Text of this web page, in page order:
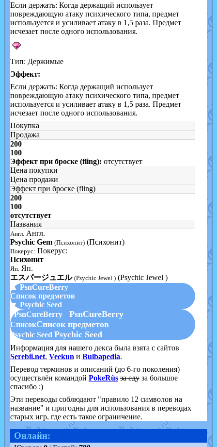
Если держать: Когда держащий использует
повреждающую атаку психического типа, предмет
используется и усиливает атаку в 1,5 раза. Предмет
исчезает после одного использования.
Тип: Держимые
Эффект:
Если держать: Когда держащий использует
повреждающую атаку психического типа, предмет
используется и усиливает атаку в 1,5 раза. Предмет
исчезает после одного использования.
Покупка
Продажа
200
100
Эффект при броске (fling): отсутствует
Цена покупки
Цена продажи
Эффект при броске (fling)
200
100
отсутствует
Названия
Англ. Англ.
Psychic Gem (Психонит) (Психонит)
Покерус: Покерус:
Психонит
Яп. Яп.
エスパージュエル (Psychic Jewel ) (Psychic Jewel )
▲ PsnCureBerry
Список предметов
▼ Psychic Seed
PsnCureBerry
PsnCureBerry
СписокСписок предметов
Psychic Seed Psychic Seed
Информация для нашего декса была взята с сайтов
Serebii.net, Veekun и Bulbapedia.
Перевод терминов и описаний (до 6-го поколения)
осуществлён командой PokeRùs за едуза большое
спасибо :)
Эти переводы соблюдают "правило 12 символов на
название" и пригодны для использования в переводах
старых игр, где есть такое ограничение.
Онлайн: